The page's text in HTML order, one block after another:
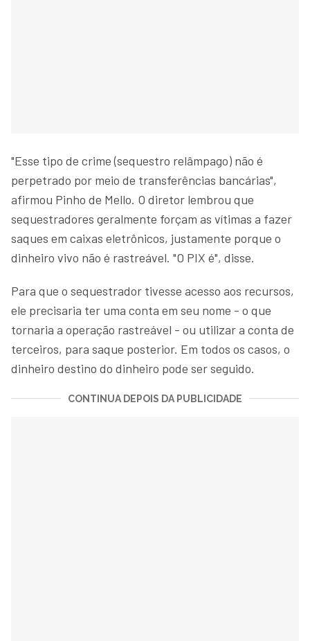
"Esse tipo de crime (sequestro relâmpago) não é
perpetrado por meio de transferências bancárias",
afirmou Pinho de Mello. O diretor lembrou que
sequestradores geralmente forçam as vítimas a fazer
saques em caixas eletrônicos, justamente porque o
dinheiro vivo não é rastreável. "O PIX é", disse.
Para que o sequestrador tivesse acesso aos recursos,
ele precisaria ter uma conta em seu nome - o que
tornaria a operação rastreável - ou utilizar a conta de
terceiros, para saque posterior. Em todos os casos, o
dinheiro destino do dinheiro pode ser seguido.
CONTINUA DEPOIS DA PUBLICIDADE